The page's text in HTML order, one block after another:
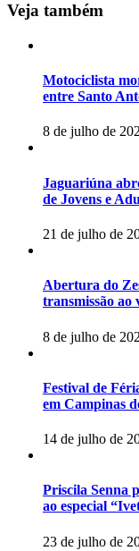
Veja também
Motociclista
entre Santo
8 de julho de
Jaguariúna
de Jovens e
21 de julho de
Abertura do
transmissão ao
8 de julho de
Festival de
em Campinas
14 de julho de
Priscila Senna
ao especial
23 de julho de